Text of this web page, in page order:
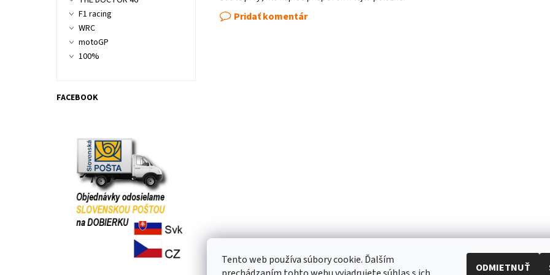
Pridať komentár
F1 racing
WRC
motoGP
100%
FACEBOOK
Tento web používa súbory cookie. Ďalším
ODMIETNUŤ